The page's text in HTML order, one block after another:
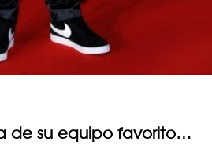
de su equipo favorito…